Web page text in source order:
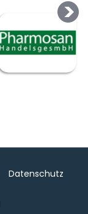
Datenschutz